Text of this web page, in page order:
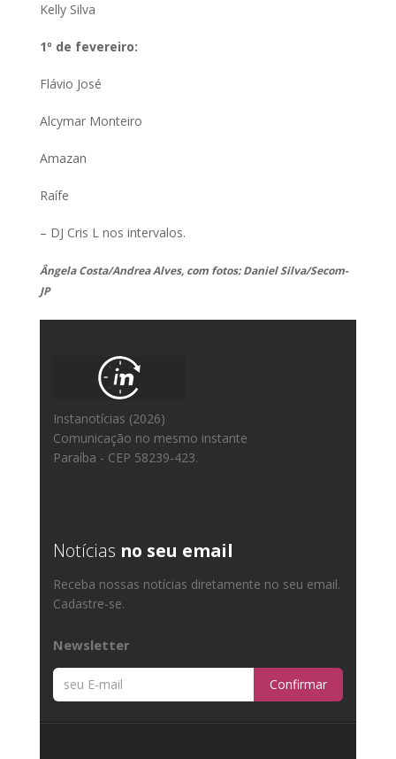
Kelly Silva
1º de fevereiro:
Flávio José
Alcymar Monteiro
Amazan
Raífe
– DJ Cris L nos intervalos.
Ângela Costa/Andrea Alves, com fotos: Daniel Silva/Secom-
JP
Instanotícias (2026)
Comunicação no mesmo instante
Paraíba - CEP 58239-423.
Notícias no seu email
Receba nossas notícias diretamente no seu email.
Cadastre-se.
Newsletter
Confirmar